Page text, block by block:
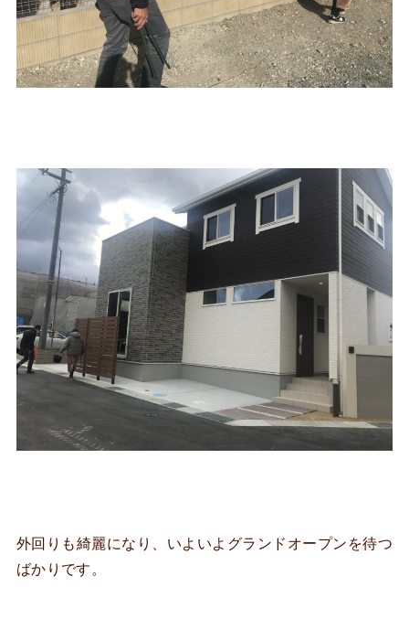
外回りも綺麗になり、いよいよグランドオープンを待つ
ばかりです。